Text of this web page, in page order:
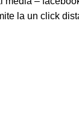
la un click